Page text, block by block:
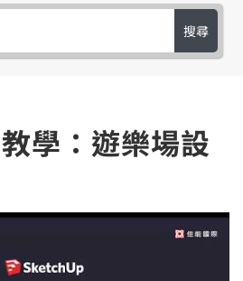
搜尋
學：遊樂場設